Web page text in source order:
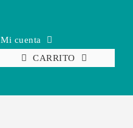
Mi cuenta
CARRITO